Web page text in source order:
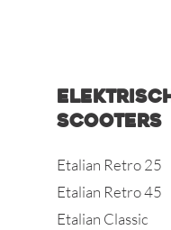
scooters
Etalian Retro 25
Etalian Retro 45
Etalian Classic